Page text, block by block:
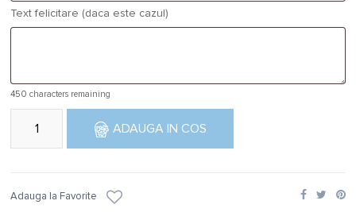
Text felicitare (daca este cazul)
450 characters remaining
ADAUGA IN COS
Adauga la Favorite